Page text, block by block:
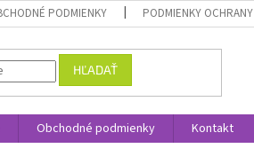
PODMIENKY PODMIENKY OCHRANY
HĽADAŤ
Obchodné podmienky
Kontakt